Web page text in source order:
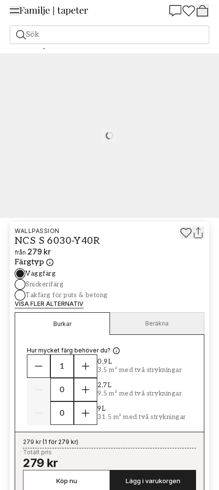
Sök
Målarfärg Beställ utifrån NCS Beställ utifrån NCS 6030-Y40R
Loading…
WALLPASSION
NCS S 6030-Y40R
från 279 kr
Färgtyp
Väggfärg
Snickerifärg
Takfärg för puts & betong
VISA FLER ALTERNATIV
Burkar Beräkna
Hur mycket färg behöver du?
0,9L
3.5 m² med två strykningar
2,7L
9.5 m² med två strykningar
9L
31.5 m² med två strykningar
279 kr(1 för 279 kr)
Totalt pris
279 kr
Köp nu Lägg i varukorgen